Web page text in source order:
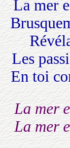
La mer
Les
En toi
La mer
La mer